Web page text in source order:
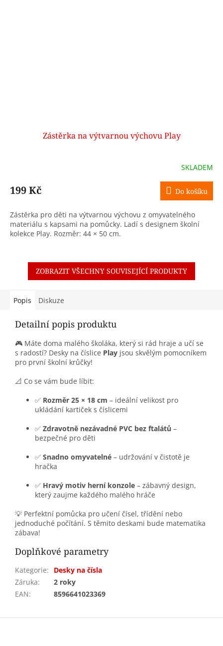
Zástěrka na výtvarnou výchovu Play
SKLADEM
199 Kč Do košíku
Zástěrka pro děti na výtvarnou výchovu z omyvatelného
materiálu s kapsami na pomůcky. Ladí s designem školní
kolekce Play. Rozměr: 44 × 50 cm.
ZOBRAZIT VŠECHNY SOUVISEJÍCÍ PRODUKTY
Popis Diskuze
Detailní popis produktu
🎮 Máte doma malého školáka, který si rád hraje a učí se
s radostí? Desky na číslice Play jsou skvělým pomocníkem
pro první školní krůčky!
📐 Co se vám bude líbit:
✅ Rozměr 25 × 18 cm – ideální velikost pro
ukládání kartiček s číslicemi
✅ Zdravotně nezávadné PVC bez ftalátů –
bezpečné pro děti
✅ Snadno omyvatelné – udržování v čistotě je
hračka
✅ Hravý motiv herní konzole – zábavný design,
který zaujme každého malého hráče
💡 Perfektní pomůcka pro učení čísel, třídění nebo
jednoduché počítání. S těmito deskami bude matematika
zábava!
Doplňkové parametry
Kategorie:
Desky na čísla
Záruka:
2 roky
EAN: 8596641023369
Z